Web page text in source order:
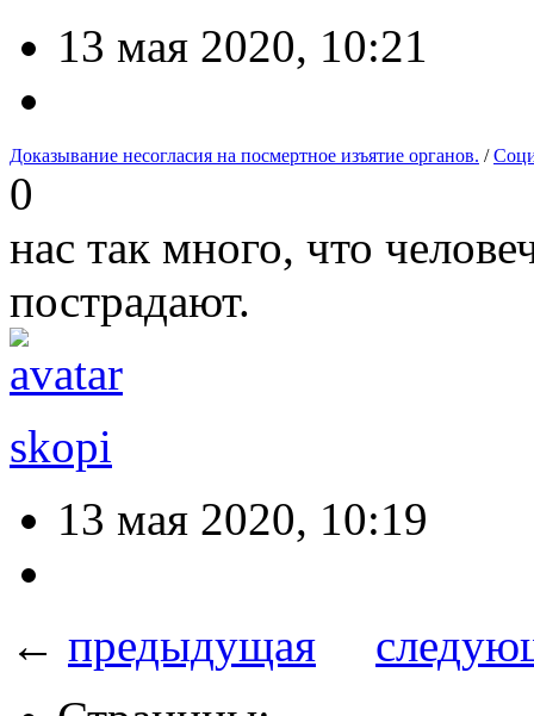
13 мая 2020, 10:21
Доказывание несогласия на посмертное изъятие органов. /
0
нас так много, что
пострадают.
skopi
13 мая 2020, 10:19
← предыдущая